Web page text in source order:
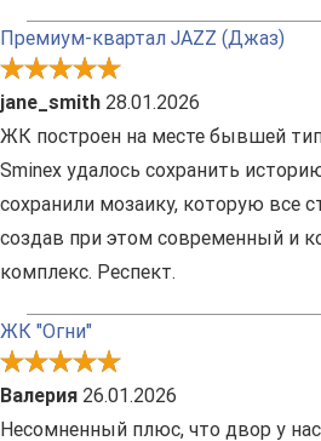
Премиум-квартал JAZZ (Джаз)
jane_smith 28.01.2026
ЖК построен на месте бывшей
Sminex удалось сохранить
сохранили мозаику, которую все
создав при этом современный и
комплекс. Респект.
ЖК "Огни"
Валерия 26.01.2026
Несомненный плюс, что двор у